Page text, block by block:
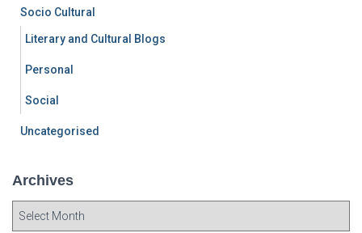
Socio Cultural
Literary and Cultural Blogs
Personal
Social
Uncategorised
Archives